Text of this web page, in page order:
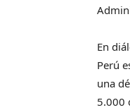
En
Perú
una
5.000